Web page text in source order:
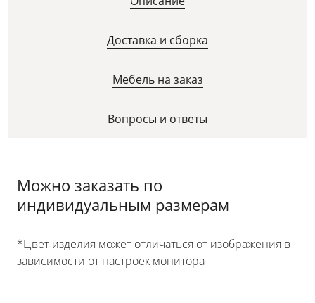
Доставка и сборка
Мебель на заказ
Вопросы и ответы
Можно заказать по
индивидуальным размерам
*Цвет изделия может отличаться от изображения в
зависимости от настроек монитора